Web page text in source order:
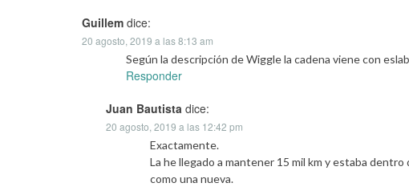
Guillem dice:
20 agosto, 2019 a las 8:13 am
Según la descripción de Wiggle la cadena viene con
Responder
Juan Bautista dice:
20 agosto, 2019 a las 12:42 pm
Exactamente.
La he llegado a mantener 15 mil km y estaba
como una nueva.